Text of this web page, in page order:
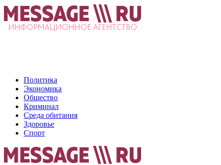
Политика
Экономика
Общество
Криминал
Среда обитания
Здоровье
Спорт